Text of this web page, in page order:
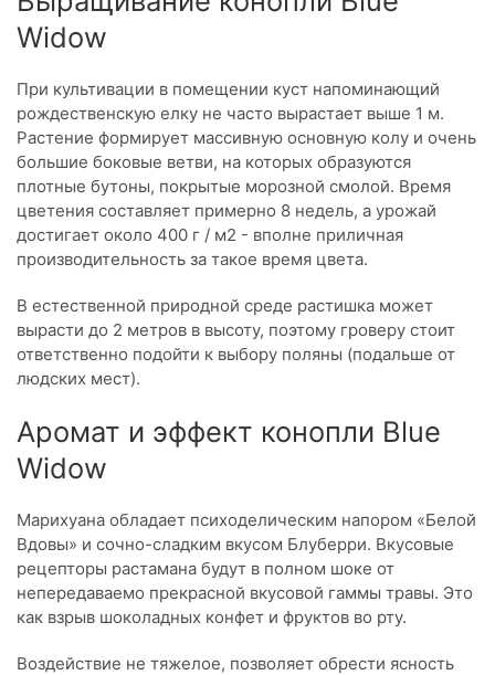
Widow
При культивации в помещении куст напоминающий
рождественскую елку не часто вырастает выше 1 м.
Растение формирует массивную основную колу и очень
большие боковые ветви, на которых образуются
плотные бутоны, покрытые морозной смолой. Время
цветения составляет примерно 8 недель, а урожай
достигает около 400 г / м2 - вполне приличная
производительность за такое время цвета.
В естественной природной среде растишка может
вырасти до 2 метров в высоту, поэтому гроверу стоит
ответственно подойти к выбору поляны (подальше от
людских мест).
Аромат и эффект конопли Blue
Widow
Марихуана обладает психоделическим напором «Белой
Вдовы» и сочно-сладким вкусом Блуберри. Вкусовые
рецепторы растамана будут в полном шоке от
непередаваемо прекрасной вкусовой гаммы травы. Это
как взрыв шоколадных конфет и фруктов во рту.
Воздействие не тяжелое, позволяет обрести ясность